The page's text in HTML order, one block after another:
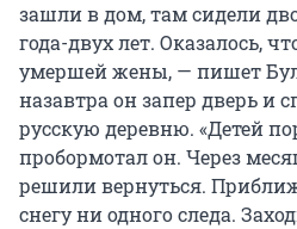
зашли в дом, там сидели
года-двух лет. Оказалось,
умершей жены, — пишет
назавтра он запер дверь и
русскую деревню. «Детей
пробормотал он. Через
решили вернуться.
снегу ни одного следа.